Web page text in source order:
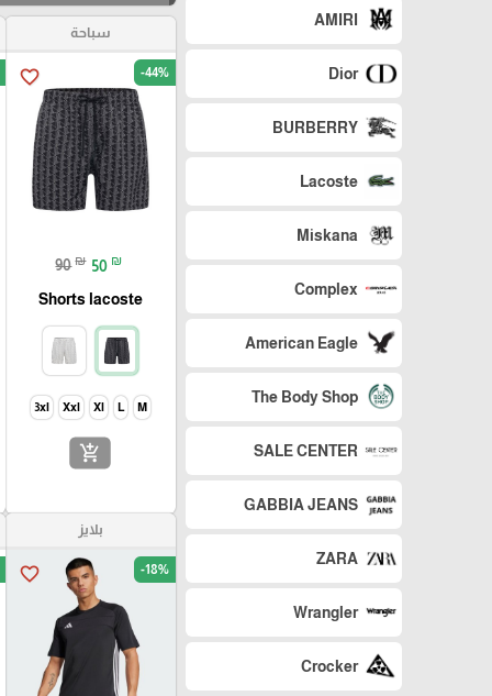
AMIRI
Dior
BURBERRY
Lacoste
Miskana
Complex
American Eagle
The Body Shop
SALE CENTER
GABBIA JEANS
ZARA
Wrangler
Crocker
سباحة
favorite_border -44%
90 ₪ 50 ₪
Shorts lacoste
M
L
Xl
Xxl
3xl
add_shopping_cart
بلايز
favorite_border -18%